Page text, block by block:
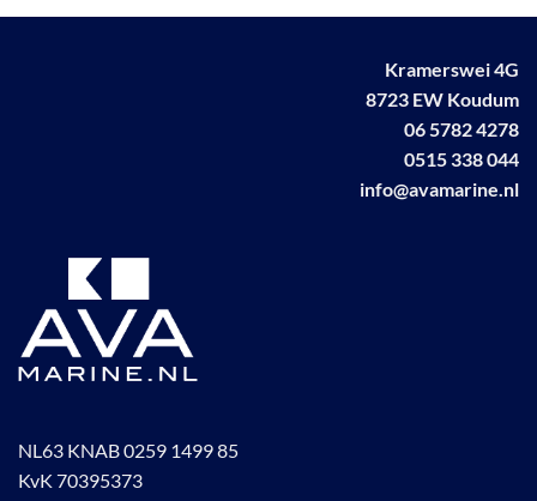
Kramerswei 4G
8723 EW Koudum
06 5782 4278
0515 338 044
info@avamarine.nl
NL63 KNAB 0259 1499 85
KvK 70395373